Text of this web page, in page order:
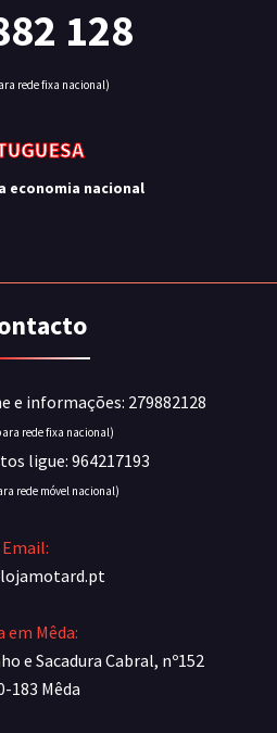
128
rede fixa nacional)
economia nacional
e informações: 279882128
rede fixa nacional)
ligue: 964217193
rede móvel nacional)
Email:
em Mêda:
e Sacadura Cabral, nº152
183 Mêda